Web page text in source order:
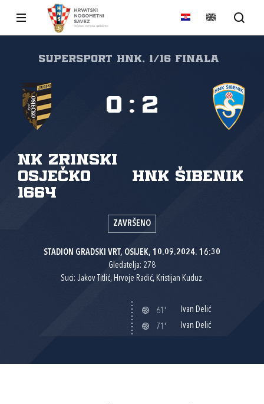
SuperSport HNK, 1/16 finala
NK Zrinski
Osječko
1664
HNK Šibenik
0 : 2
ZAVRŠENO
STADION GRADSKI VRT, OSIJEK, 10.09.2024. 16:30
Gledatelja: 278
Suci: Jakov Titlić, Hrvoje Radić, Kristijan Kuduz.
61'
Ivan Delić
71'
Ivan Delić